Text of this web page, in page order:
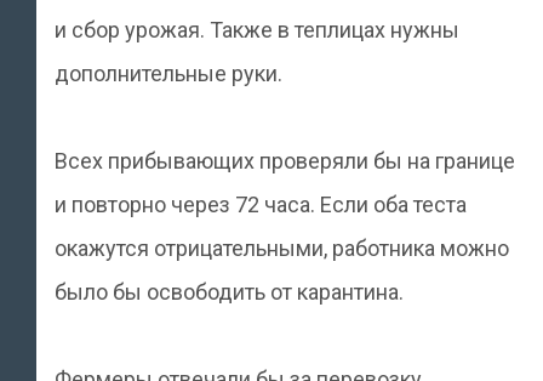
и сбор урожая. Также в теплицах нужны
дополнительные руки.
Всех прибывающих проверяли бы на границе
и повторно через 72 часа. Если оба теста
окажутся отрицательными, работника можно
было бы освободить от карантина.